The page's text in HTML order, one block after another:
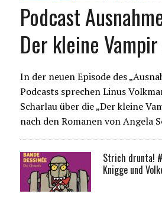
Podcast
Der kleine
In der neuen Episode des
Podcasts sprechen Linus
Scharlau über die „Der kleine
nach den Romanen von Angela
Strich drunta!
Knigge und